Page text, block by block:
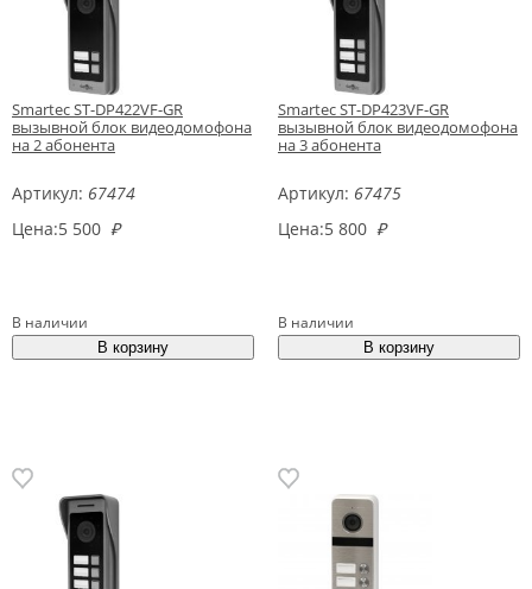
Smartec ST-DP422VF-GR
вызывной блок видеодомофона
на 2 абонента
Артикул: 67474
Цена:5 500 ₽
В наличии
Smartec ST-DP423VF-GR
вызывной блок видеодомофона
на 3 абонента
Артикул: 67475
Цена:5 800 ₽
В наличии